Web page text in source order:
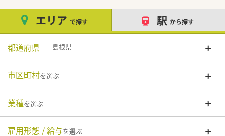
エリア で探す 駅 から探す
都道府県 島根県
市区町村を選ぶ
業種を選ぶ
雇用形態 / 給与を選ぶ